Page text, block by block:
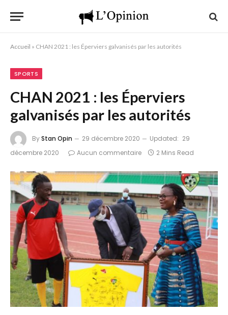
Accueil » CHAN 2021 : les Éperviers galvanisés par les autorités
SPORTS
CHAN 2021 : les Éperviers
galvanisés par les autorités
ByStan Opin 29 décembre 2020 Updated: 29
décembre 2020
Aucun commentaire 2 Mins Read